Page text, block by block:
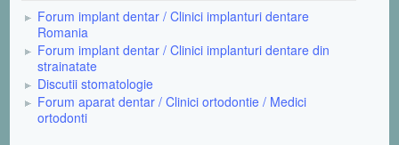
Forum implant dentar / Clinici implanturi dentare
Romania
Forum implant dentar / Clinici implanturi dentare din
strainatate
Discutii stomatologie
Forum aparat dentar / Clinici ortodontie / Medici
ortodonti